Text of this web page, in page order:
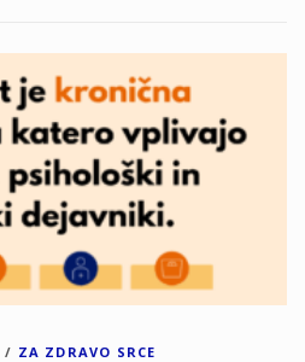
/ ZA ZDRAVO SRCE